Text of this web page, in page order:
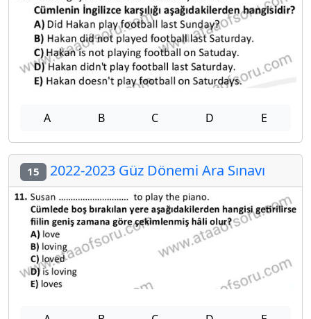
A B C D E
15 2022-2023 Güz Dönemi Ara Sınavı